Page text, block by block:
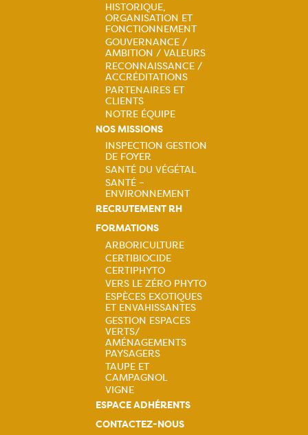
Navigation
principale
HISTORIQUE,
ORGANISATION ET
FONCTIONNEMENT
GOUVERNANCE /
AMBITION / VALEURS
RECONNAISSANCE /
ACCRÉDITATIONS
PARTENAIRES ET
CLIENTS
NOTRE ÉQUIPE
NOS MISSIONS
Navigation
principale
INSPECTION GESTION
DE FOYER
SANTÉ DU VÉGÉTAL
SANTÉ –
ENVIRONNEMENT
RECRUTEMENT RH
FORMATIONS
Navigation
principale
ARBORICULTURE
CERTIBIOCIDE
CERTIPHYTO
VERS LE ZÉRO PHYTO
ESPÈCES EXOTIQUES
ET ENVAHISSANTES
GESTION ESPACES
VERTS/
AMÉNAGEMENTS
PAYSAGERS
TAUPE ET
CAMPAGNOL
VIGNE
ESPACE ADHÉRENTS
CONTACTEZ-NOUS